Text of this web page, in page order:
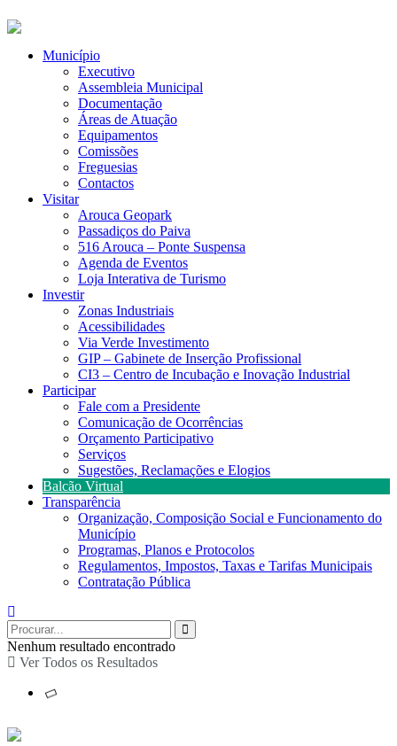
Município
Executivo
Assembleia Municipal
Documentação
Áreas de Atuação
Equipamentos
Comissões
Freguesias
Contactos
Visitar
Arouca Geopark
Passadiços do Paiva
516 Arouca – Ponte Suspensa
Agenda de Eventos
Loja Interativa de Turismo
Investir
Zonas Industriais
Acessibilidades
Via Verde Investimento
GIP – Gabinete de Inserção Profissional
CI3 – Centro de Incubação e Inovação Industrial
Participar
Fale com a Presidente
Comunicação de Ocorrências
Orçamento Participativo
Serviços
Sugestões, Reclamações e Elogios
Balcão Virtual
Transparência
Organização, Composição Social e Funcionamento do
Município
Programas, Planos e Protocolos
Regulamentos, Impostos, Taxas e Tarifas Municipais
Contratação Pública
Nenhum resultado encontrado
Ver Todos os Resultados